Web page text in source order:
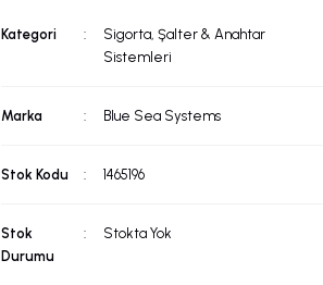
Kategori
Sigorta, Şalter & Anahtar
Sistemleri
Marka Blue Sea Systems
Stok Kodu 1465196
Stok
Durumu
Stokta Yok